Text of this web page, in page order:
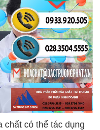
chất có thể tác dụng